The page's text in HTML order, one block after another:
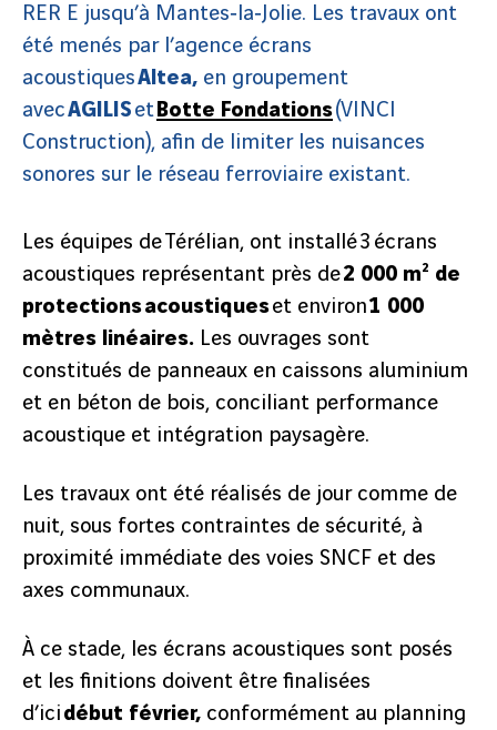
RER E jusqu’à Mantes‑la‑Jolie. Les travaux ont
été menés par l’agence écrans
acoustiquesAltea, en groupement
avecAGILISet Botte Fondations(VINCI
Construction), afin de limiter les nuisances
sonores sur le réseau ferroviaire existant.
Les équipes de Térélian, ont installé 3 écrans
acoustiques représentant près de2 000 m² de
protections acoustiqueset environ1 000
mètres linéaires. Les ouvrages sont
constitués de panneaux en caissons aluminium
et en béton de bois, conciliant performance
acoustique et intégration paysagère.
Les travaux ont été réalisés de jour comme de
nuit, sous fortes contraintes de sécurité, à
proximité immédiate des voies SNCF et des
axes communaux.
À ce stade, les écrans acoustiques sont posés
et les finitions doivent être finalisées
d’icidébut février, conformément au planning
précédent
suivant